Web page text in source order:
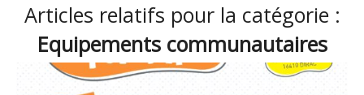
Articles relatifs pour la catégorie :
Equipements communautaires